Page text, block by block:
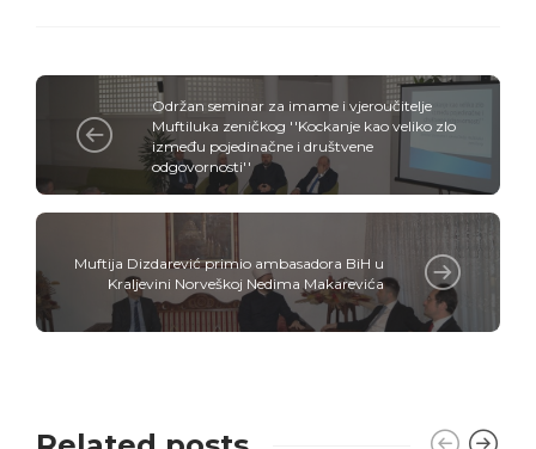
Održan seminar za imame i vjeroučitelje
Muftiluka zeničkog ''Kockanje kao veliko zlo
između pojedinačne i društvene
odgovornosti''
Muftija Dizdarević primio ambasadora BiH u
Kraljevini Norveškoj Nedima Makarevića